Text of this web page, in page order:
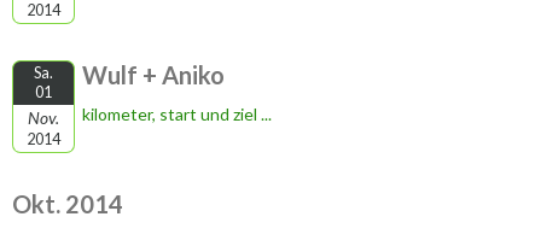
2014
Sa.
01
Nov.
2014
Wulf + Aniko
kilometer, start und ziel ...
Okt. 2014